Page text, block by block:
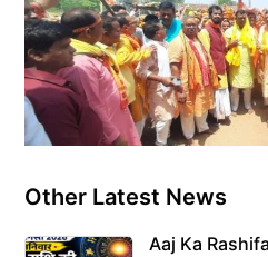
Other Latest News
Aaj Ka